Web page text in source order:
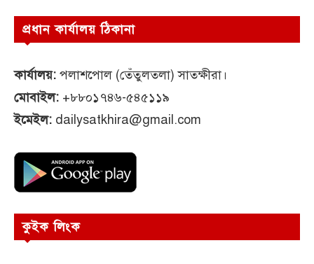
প্রধান কার্যালয় ঠিকানা
কার্যালয়: পলাশপোল (তেঁতুলতলা) সাতক্ষীরা।
মোবাইল: +৮৮০১৭৪৬-৫৪৫১১৯
ইমেইল: dailysatkhira@gmail.com
কুইক লিংক